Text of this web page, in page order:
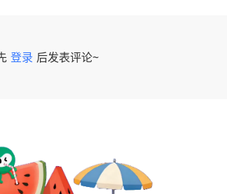
登录 后发表评论~